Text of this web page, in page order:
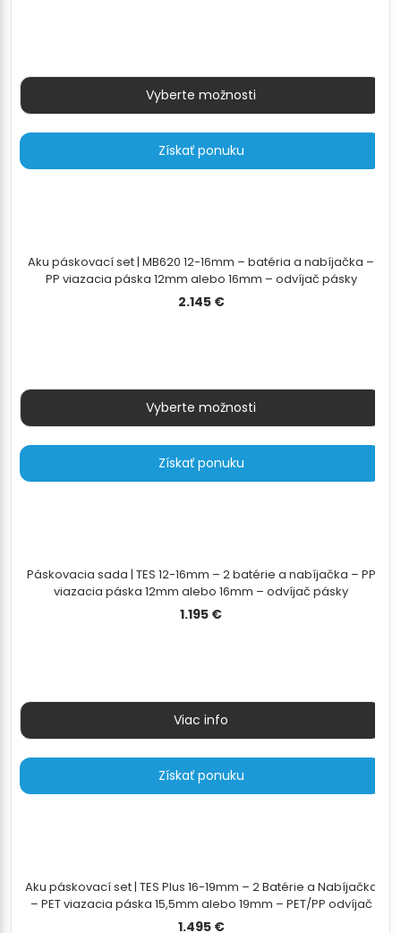
Vyberte možnosti
Získať ponuku
Aku páskovací set | MB620 12-16mm – batéria a nabíjačka –
PP viazacia páska 12mm alebo 16mm – odvíjač pásky
2.145 €
Vyberte možnosti
Získať ponuku
Páskovacia sada | TES 12-16mm – 2 batérie a nabíjačka – PP
viazacia páska 12mm alebo 16mm – odvíjač pásky
1.195 €
Viac info
Získať ponuku
Aku páskovací set | TES Plus 16-19mm – 2 Batérie a Nabíjačka
– PET viazacia páska 15,5mm alebo 19mm – PET/PP odvíjač
1.495 €